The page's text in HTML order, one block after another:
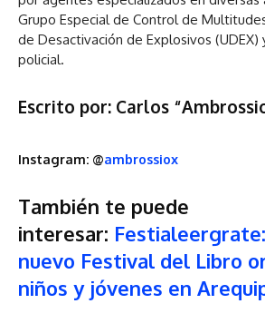
Grupo Especial de Control de
de Desactivación de Explosivos (UDEX)
policial.
Escrito por: Carlos “
Instagram: @ambrossiox
También te puede
interesar:
nuevo Festival del Libro
niños y jóvenes en